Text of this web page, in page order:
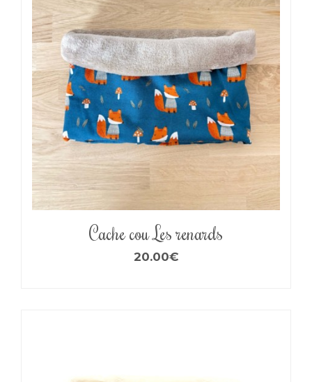
Cache cou Les renards
20.00€